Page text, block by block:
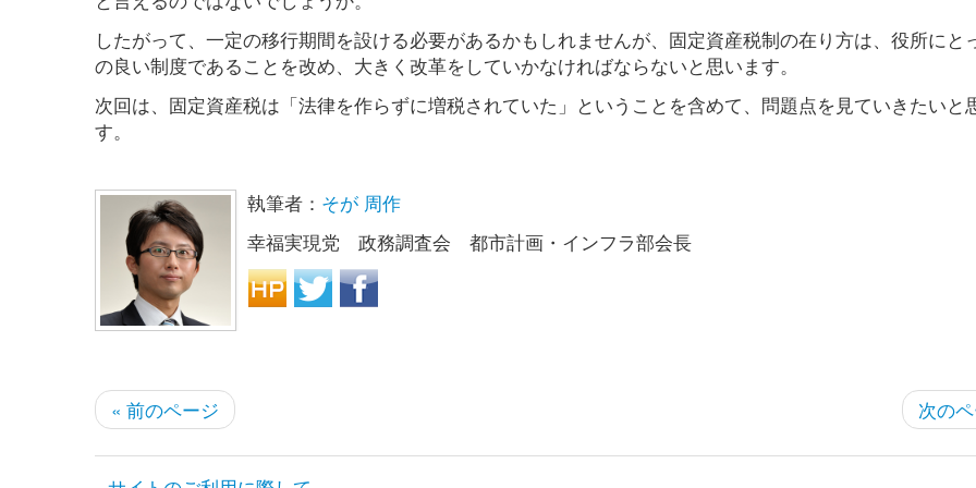
したがって、一定の移行期間を設ける必要があるかもしれませんが、固定資産税制の在り方は、役所にと
の良い制度であることを改め、大きく改革をしていかなければならないと思います。
次回は、固定資産税は「法律を作らずに増税されていた」ということを含めて、問題点を見ていきたいと
す。
執筆者： そが 周作
幸福実現党 政務調査会 都市計画・インフラ部会長
« 前のページ 次の